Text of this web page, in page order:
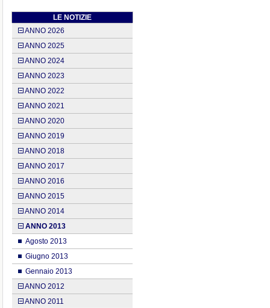
LE NOTIZIE
ANNO 2026
ANNO 2025
ANNO 2024
ANNO 2023
ANNO 2022
ANNO 2021
ANNO 2020
ANNO 2019
ANNO 2018
ANNO 2017
ANNO 2016
ANNO 2015
ANNO 2014
ANNO 2013
Agosto 2013
Giugno 2013
Gennaio 2013
ANNO 2012
ANNO 2011